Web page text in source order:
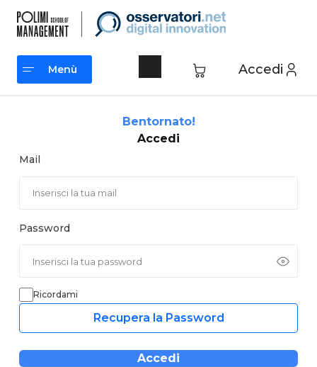
contenuto
Accedi
Menù
Bentornato!
Accedi
Mail
Password
Ricordami
Recupera la Password
Accedi